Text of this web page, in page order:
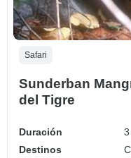
Safari
Sunderban
del Tigre
Duración
Destinos